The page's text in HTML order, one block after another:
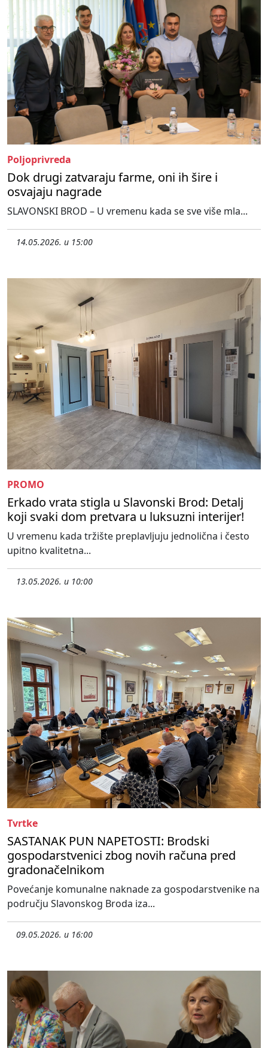
Poljoprivreda
Dok drugi zatvaraju farme, oni ih šire i
osvajaju nagrade
SLAVONSKI BROD – U vremenu kada se sve više mla...
14.05.2026. u 15:00
PROMO
Erkado vrata stigla u Slavonski Brod: Detalj
koji svaki dom pretvara u luksuzni interijer!
U vremenu kada tržište preplavljuju jednolična i često
upitno kvalitetna...
13.05.2026. u 10:00
Tvrtke
SASTANAK PUN NAPETOSTI: Brodski
gospodarstvenici zbog novih računa pred
gradonačelnikom
Povećanje komunalne naknade za gospodarstvenike na
području Slavonskog Broda iza...
09.05.2026. u 16:00